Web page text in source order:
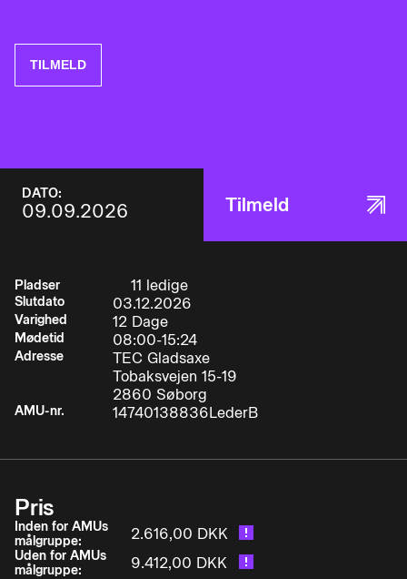
DATO:
09.09.2026 Tilmeld
Pladser 11 ledige
Slutdato 03.12.2026
Varighed 12 Dage
Mødetid 08:00-15:24
Adresse
TEC Gladsaxe
Tobaksvejen 15-19
2860 Søborg
AMU-nr. 14740138836LederB
Pris
Inden for AMUs
målgruppe:
2.616,00 DKK
Uden for AMUs
målgruppe:
9.412,00 DKK